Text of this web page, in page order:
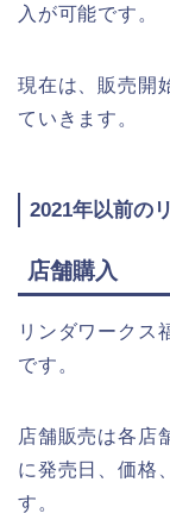
入が可能です。
現在は、販売開
ていきます。
2021年以前の
店舗購入
リンダワークス
です。
店舗販売は各店
に発売日、価格
す。